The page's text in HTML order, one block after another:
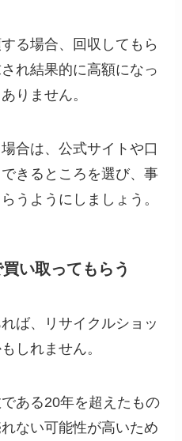
る場合、回収してもら
れ結果的に高額になっ
りません。
合は、公式サイトや口
きるところを選び、事
うようにしましょう。
い取ってもらう
ば、リサイクルショッ
しれません。
ある20年を超えたもの
ない可能性が高いため